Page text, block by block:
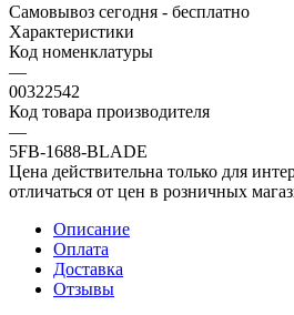
Самовывоз сегодня - бесплатно
Характеристики
Код номенклатуры
—
00322542
Код товара производителя
—
5FB-1688-BLADE
Цена действительна только для
отличаться от цен в розничных
Описание
Оплата
Доставка
Отзывы